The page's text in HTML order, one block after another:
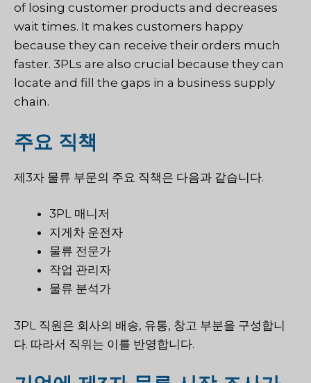
of losing customer products and decreases
wait times. It makes customers happy
because they can receive their orders much
faster. 3PLs are also crucial because they can
locate and fill the gaps in a business supply
chain.
주요 직책
제3자 물류 부문의 주요 직책은 다음과 같습니다.
3PL 매니저
지게차 운전자
물류 전문가
작업 관리자
물류 분석가
3PL 직원은 회사의 배송, 유통, 창고 부분을 구성합니
다. 따라서 직위는 이를 반영합니다.